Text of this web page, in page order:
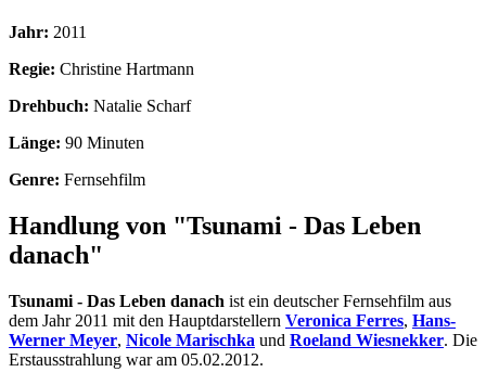
Jahr: 2011
Regie: Christine Hartmann
Drehbuch: Natalie Scharf
Länge: 90 Minuten
Genre: Fernsehfilm
Handlung von "Tsunami - Das Leben
danach"
Tsunami - Das Leben danach ist ein deutscher Fernsehfilm aus
dem Jahr 2011 mit den Hauptdarstellern Veronica Ferres, Hans-
Werner Meyer, Nicole Marischka und Roeland Wiesnekker. Die
Erstausstrahlung war am 05.02.2012.